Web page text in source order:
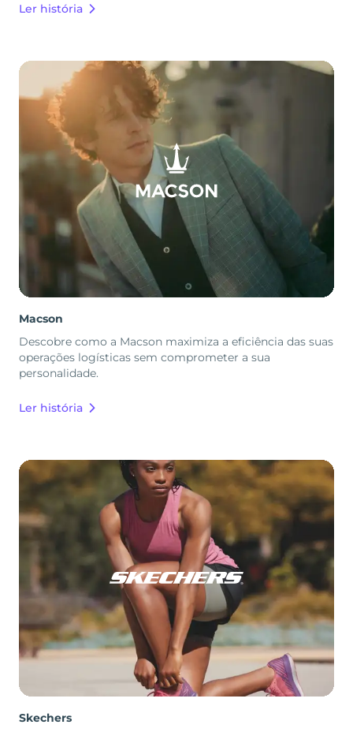
Ler história
Macson
Descobre como a Macson maximiza a eficiência das suas
operações logísticas sem comprometer a sua
personalidade.
Ler história
Skechers